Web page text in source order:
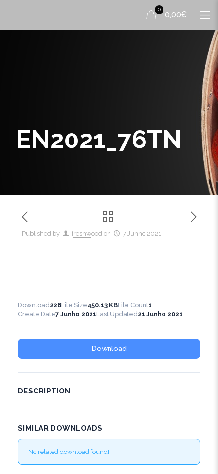
0
0,00€
EN2021_76TN
Published by freshwood on 7 Junho 2021
Download226File Size450.13 KBFile Count1
Create Date7 Junho 2021Last Updated21 Junho 2021
Download
DESCRIPTION
SIMILAR DOWNLOADS
No related download found!